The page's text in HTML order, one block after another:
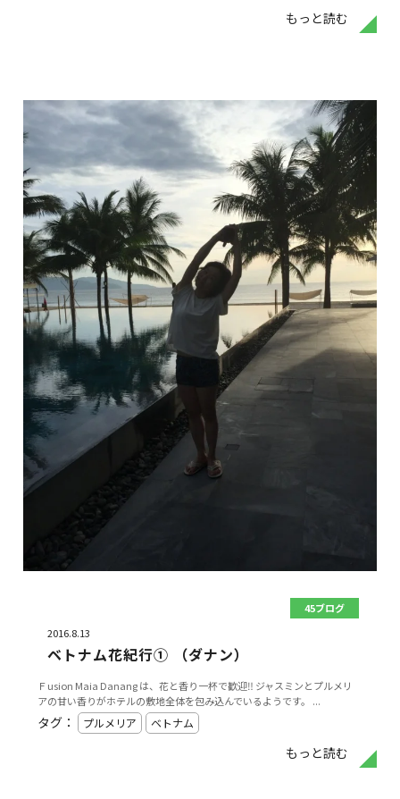
もっと読む
45ブログ
2016.8.13
ベトナム花紀行① （ダナン）
Ｆusion Maia Danang は、花と香り一杯で歓迎‼️ ジャスミンとプルメリ
アの甘い香りがホテルの敷地全体を包み込んでいるようです。 ...
もっと読む
タグ： プルメリア ベトナム